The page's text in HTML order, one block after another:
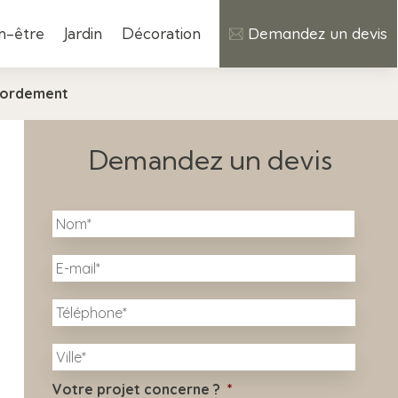
être Jardin Décoration Demandez un devis
Demandez un devis
N
o
m
*
Nom
E
-
a
i
l
*
T
é
é
p
h
V
Votre projet concerne ? *